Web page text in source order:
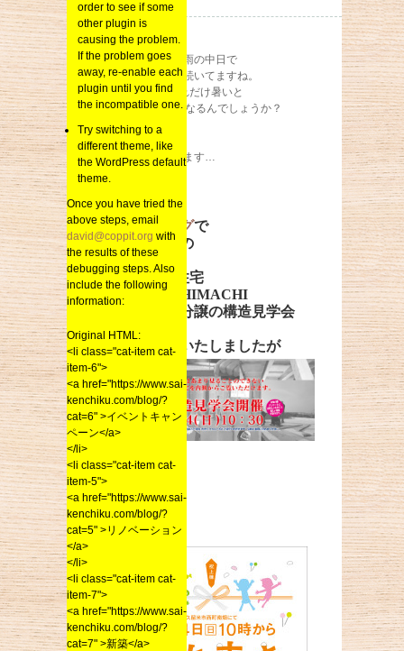
6月も後半戦
ここ何日かは梅雨の中日で
晴れた暑い日が続いてますね。
6月の昼間でこれだけ暑いと
7月・8月はどうなるんでしょうか？
今年も暑い夏が
来そうな気がします…
さて
前回のブログで
只今建築中の
SAIの分譲住宅
WILLs NISHIMACHI
久留米西町分譲の構造見学会
の
お知らせをいたしましたが
同じ場所
6/24日（日）
10:00より
order to see if some
other plugin is
causing the problem.
If the problem goes
away, re-enable each
plugin until you find
the incompatible one.
Try switching to a
different theme, like
the WordPress default
theme.
Once you have tried the
above steps, email
david@coppit.org with
the results of these
debugging steps. Also
include the following
information:
Original HTML:
<li class="cat-item cat-
item-6">
<a href="https://www.sai-
kenchiku.com/blog/?
cat=6" >イベントキャン
ペーン</a>
</li>
<li class="cat-item cat-
item-5">
<a href="https://www.sai-
kenchiku.com/blog/?
cat=5" >リノベーション
</a>
</li>
<li class="cat-item cat-
item-7">
<a href="https://www.sai-
kenchiku.com/blog/?
cat=7" >新築</a>